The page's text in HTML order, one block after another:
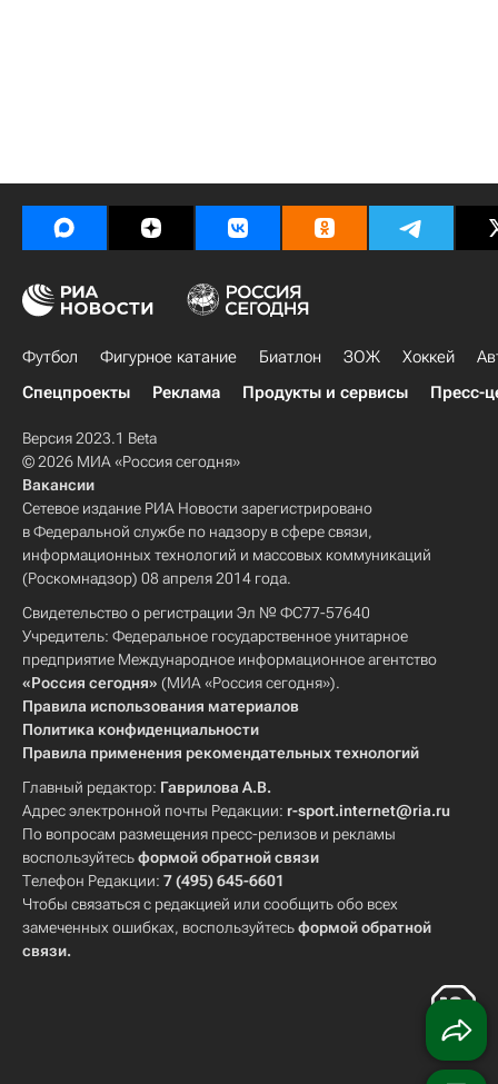
Футбол Фигурное катание Биатлон ЗОЖ Хоккей
Спецпроекты
Реклама Продукты и сервисы Пресс-
Версия 2023.1 Beta
© 2026 МИА «Россия сегодня»
Вакансии
Сетевое издание РИА Новости зарегистрировано
в Федеральной службе по надзору в сфере связи,
информационных технологий и массовых коммуникаций
(Роскомнадзор) 08 апреля 2014 года.
Свидетельство о регистрации Эл № ФС77-57640
Учредитель: Федеральное государственное унитарное
предприятие Международное информационное агентство
«Россия сегодня» (МИА «Россия сегодня»).
Правила использования материалов
Политика конфиденциальности
Правила применения рекомендательных технологий
Главный редактор: Гаврилова А.В.
Адрес электронной почты Редакции: r-sport.internet@ria.ru
По вопросам размещения пресс-релизов и рекламы
воспользуйтесьформой обратной связи
Телефон Редакции: 7 (495) 645-6601
Чтобы связаться с редакцией или сообщить обо всех
замеченных ошибках, воспользуйтесьформой обратной
связи.